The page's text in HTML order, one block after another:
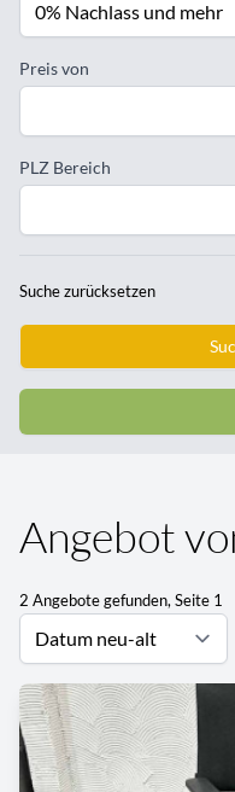
Preis von
PLZ Bereich
Suche zurücksetzen
Angebot
2 Angebote gefunden, Seite 1